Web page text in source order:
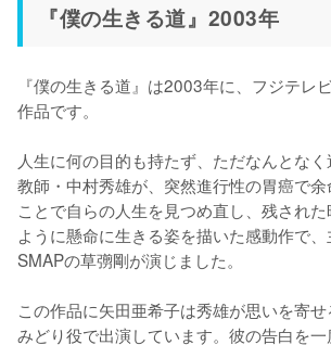
『僕の生きる道』2003年
『僕の生きる道』は2003年に、フジテレ
作品です。
人生に何の目的も持たず、ただなんとな
教師・中村秀雄が、突然進行性の胃癌で
ことで自らの人生を見つめ直し、残され
ように懸命に生きる姿を描いた感動作で
SMAPの草彅剛が演じました。
この作品に矢田亜希子は秀雄が思いを寄
みどり役で出演しています。彼の告白を